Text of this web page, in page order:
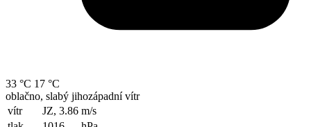
33 °C 17 °C
oblačno, slabý jihozápadní vítr
vítr
JZ, 3.86 m/s